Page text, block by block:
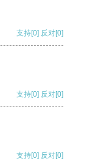
支持[0] 反对[0]
支持[0] 反对[0]
支持[0] 反对[0]